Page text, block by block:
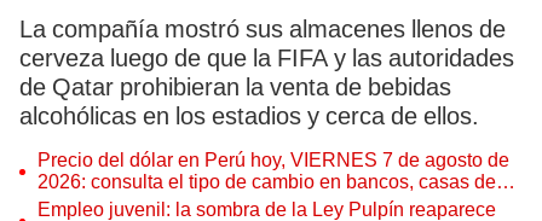
La compañía mostró sus almacenes llenos de
cerveza luego de que la FIFA y las autoridades
de Qatar prohibieran la venta de bebidas
alcohólicas en los estadios y cerca de ellos.
Precio del dólar en Perú hoy, VIERNES 7 de agosto de
2026: consulta el tipo de cambio en bancos, casas de
cambio y plataformas digitales
Empleo juvenil: la sombra de la Ley Pulpín reaparece